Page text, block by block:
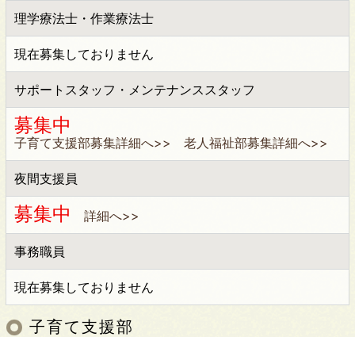
理学療法士・作業療法士
現在募集しておりません
サポートスタッフ・メンテナンススタッフ
募集中
子育て支援部募集詳細へ>> 老人福祉部募集詳細へ>>
夜間支援員
募集中 詳細へ>>
事務職員
現在募集しておりません
子育て支援部